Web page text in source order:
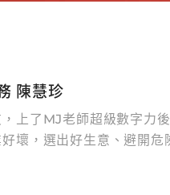
陳慧珍
上了MJ老師超級數字力
壞，選出好生意、避開危